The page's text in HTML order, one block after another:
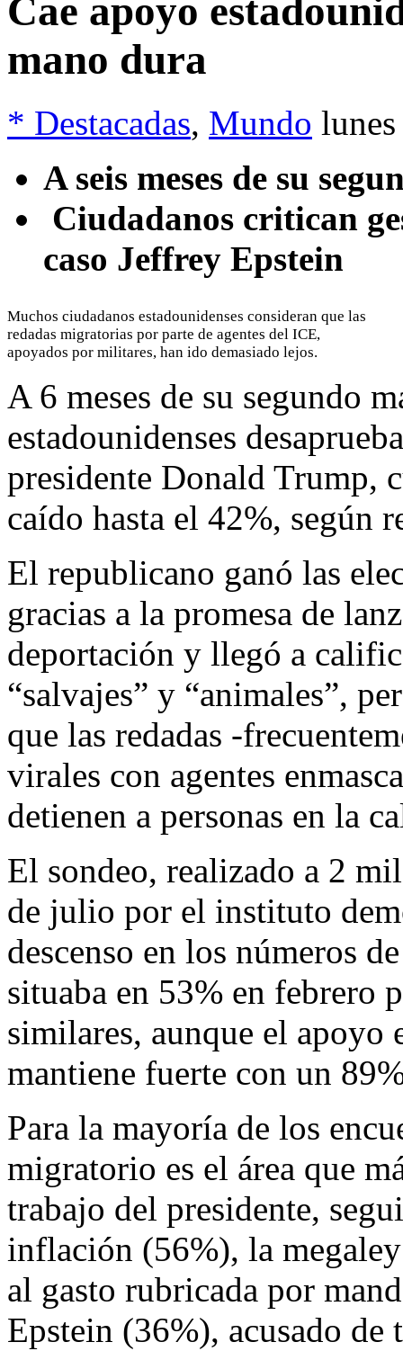
Cae apoyo
mano dura
* Destacadas, Mundo
A seis meses de su
Ciudadanos critican
caso Jeffrey Epstein
Muchos ciudadanos estadounidenses consideran que las
redadas migratorias por parte de agentes del ICE,
apoyados por militares, han ido demasiado lejos.
A 6 meses de su segundo
estadounidenses
presidente Donald Trump,
caído hasta el 42%, según
El republicano ganó las
gracias a la promesa de
deportación y llegó a
“salvajes” y “animales”,
que las redadas -
virales con agentes
detienen a personas en la
El sondeo, realizado a 2
de julio por el instituto
descenso en los números
situaba en 53% en febrero
similares, aunque el apoyo
mantiene fuerte con un
Para la mayoría de los
migratorio es el área que
trabajo del presidente,
inflación (56%), la
al gasto rubricada por
Epstein (36%), acusado de